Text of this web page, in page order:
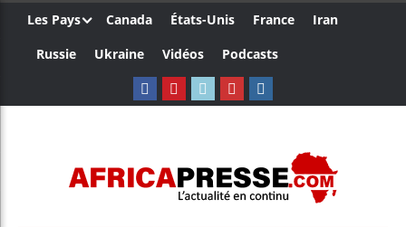
Les Pays Canada États-Unis France
Iran
Russie
Ukraine Vidéos Podcasts